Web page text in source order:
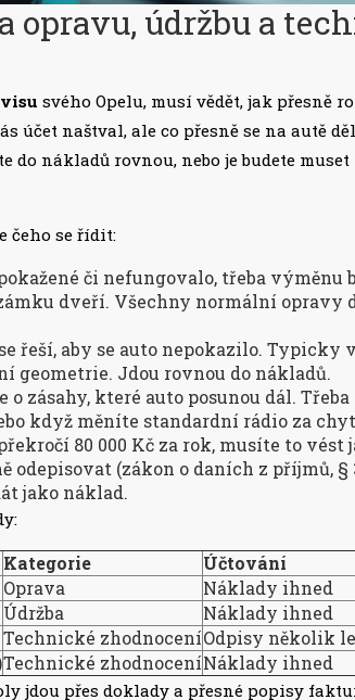
opravu, údržbu a
svého Opelu, musí vědět, jak přesně
účet naštval, ale co přesně se na autě
do nákladů rovnou, nebo je budete
čeho se řídit:
či nefungovalo, třeba výměnu
dveří. Všechny normální opravy
řeší, aby se auto nepokazilo. Typicky
geometrie. Jdou rovnou do nákladů.
o zásahy, které auto posunou dál.
když měníte standardní rádio za
80 000 Kč za rok, musíte to vést
odepisovat (zákon o daních z příjmů, §
jako náklad.
Kategorie
Účtování
Oprava
Náklady ihned
Údržba
Náklady ihned
Technické zhodnoceníOdpisy několik
Technické zhodnoceníNáklady ihned
jdou přes doklady a přesné popisy